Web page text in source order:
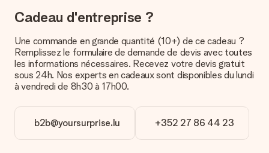
manière votre paquet vous sera livré, merci de bien vouloir
Paiement
Comment puis-je régler ma commande ?
Nous proposons les formes de paiement suivantes : Paypal,
3 jours supplémentaires pour la livraison de votre cadeau en
cas de paiement par virement bancaire.
Réception du cadeau
Cadeau d'entreprise ?
Une commande en grande quantité (10+) de ce cadeau ?
Remplissez le formulaire de demande de devis avec toutes
les informations nécessaires. Recevez votre devis gratuit
sous 24h. Nos experts en cadeaux sont disponibles du lundi
à vendredi de 8h30 à 17h00.
b2b@yoursurprise.lu +352 27 86 44 23